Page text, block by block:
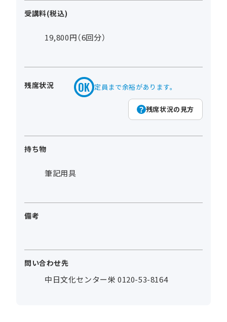
受講料(税込)
19,800円（6回分）
残席状況 定員まで余裕があります。
残席状況の見方
持ち物
筆記用具
備考
問い合わせ先
中日文化センター栄 0120-53-8164